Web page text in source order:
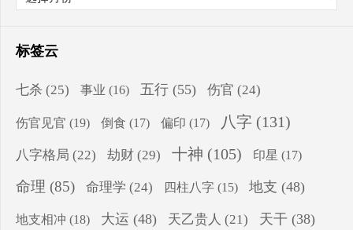
标签云
七杀 (25) 事业 (16) 五行 (55) 伤官 (24)
伤官见官 (19) 倒食 (17) 偏印 (17) 八字 (131)
八字格局 (22) 劫财 (29) 十神 (105) 印星 (17)
命理 (85) 命理学 (24) 四柱八字 (15) 地支 (48)
地支相冲 (18) 大运 (48) 天乙贵人 (21) 天干 (38)